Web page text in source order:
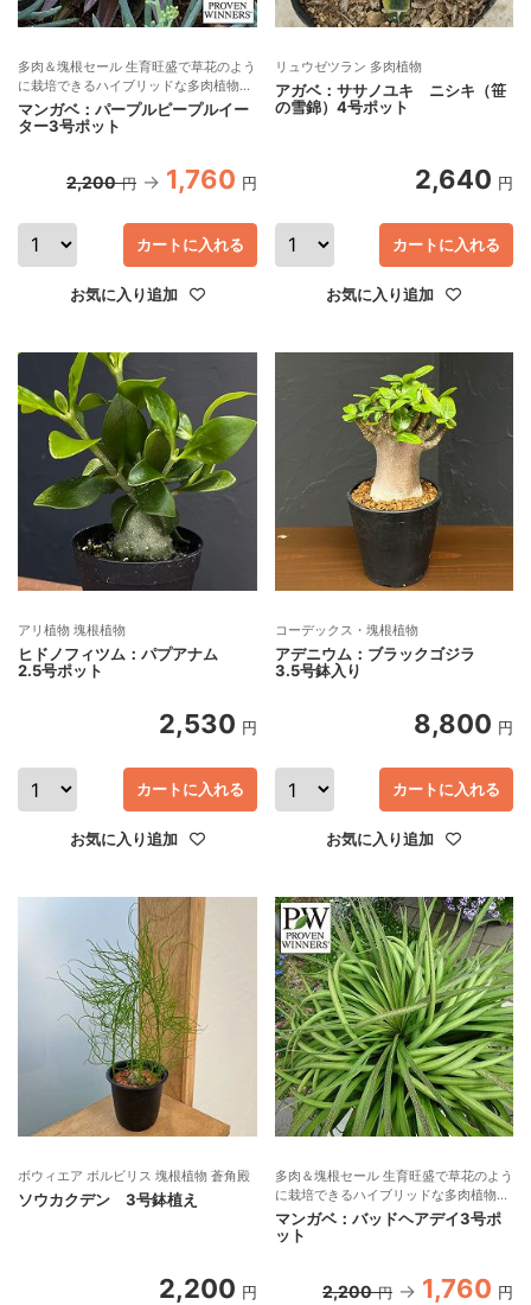
多肉＆塊根セール 生育旺盛で草花のよう
に栽培できるハイブリッドな多肉植物！
アガベの仲間 PW
マンガベ：パープルピープルイー
ター3号ポット
2,200 円 1,760 円
お気に入り追加
カートに入れる
リュウゼツラン 多肉植物
アガベ：ササノユキ ニシキ（笹
の雪錦）4号ポット
2,640 円
お気に入り追加
カートに入れる
アリ植物 塊根植物
ヒドノフィツム：パプアナム
2.5号ポット
2,530 円
お気に入り追加
カートに入れる
コーデックス・塊根植物
アデニウム：ブラックゴジラ
3.5号鉢入り
8,800 円
お気に入り追加
カートに入れる
ボウィエア ボルビリス 塊根植物 蒼角殿
ソウカクデン 3号鉢植え
2,200 円
多肉＆塊根セール 生育旺盛で草花のよう
に栽培できるハイブリッドな多肉植物！
アガベの仲間 PW
マンガベ：バッドヘアデイ3号ポ
ット
2,200 円 1,760 円